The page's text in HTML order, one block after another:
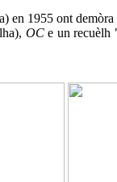
1955 ont
OCe un recuèlh